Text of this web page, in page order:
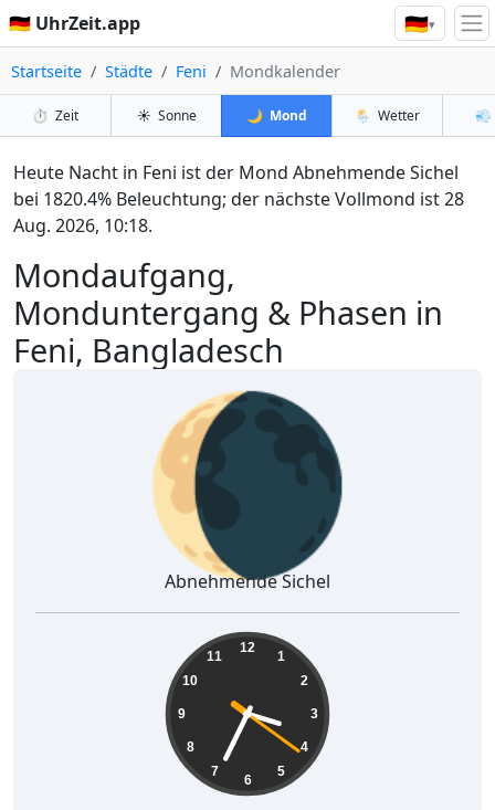
🇩🇪 UhrZeit.app 🇩🇪▾
Startseite Städte Feni Mondkalender
⏱️ Zeit ☀️ Sonne 🌙 Mond 🌦️ Wetter 💨
Mondaufgang,
Monduntergang & Phasen in
Feni, Bangladesch
Heute Nacht in Feni ist der Mond Abnehmende Sichel
bei 1820.4% Beleuchtung; der nächste Vollmond ist 28
Aug. 2026, 10:18.
🌘
Abnehmende Sichel
12
1
2
3
4
5
6
7
8
9
10
11